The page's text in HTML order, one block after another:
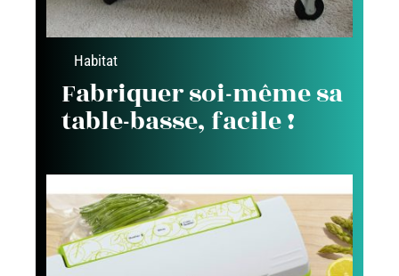
Habitat
Fabriquer soi-même sa
table-basse, facile !